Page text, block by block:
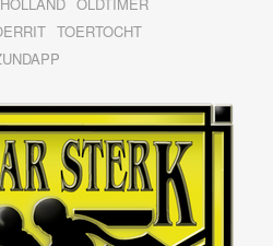
OLDTIMER
TOERTOCHT